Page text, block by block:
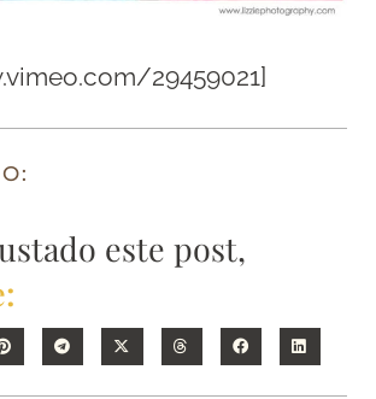
29459021]
este post,